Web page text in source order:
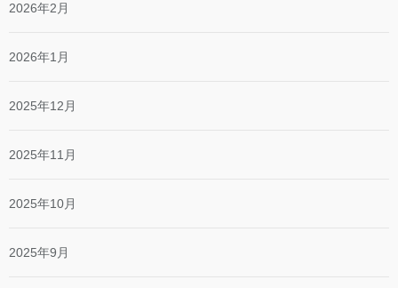
2026年2月
2026年1月
2025年12月
2025年11月
2025年10月
2025年9月